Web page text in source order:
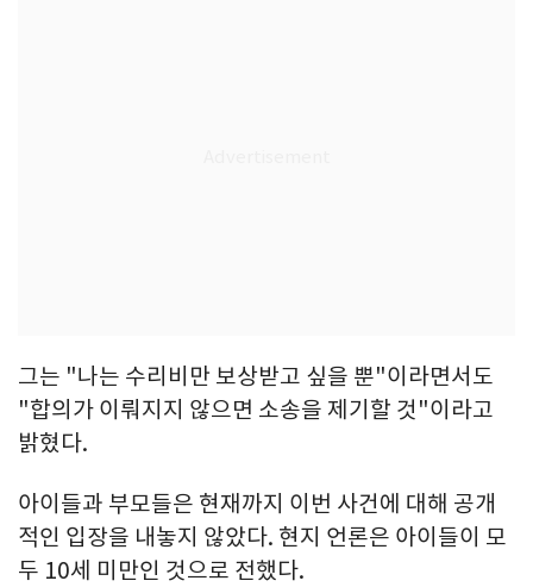
그는 "나는 수리비만 보상받고 싶을 뿐"이라면서도
"합의가 이뤄지지 않으면 소송을 제기할 것"이라고
밝혔다.
아이들과 부모들은 현재까지 이번 사건에 대해 공개
적인 입장을 내놓지 않았다. 현지 언론은 아이들이 모
두 10세 미만인 것으로 전했다.